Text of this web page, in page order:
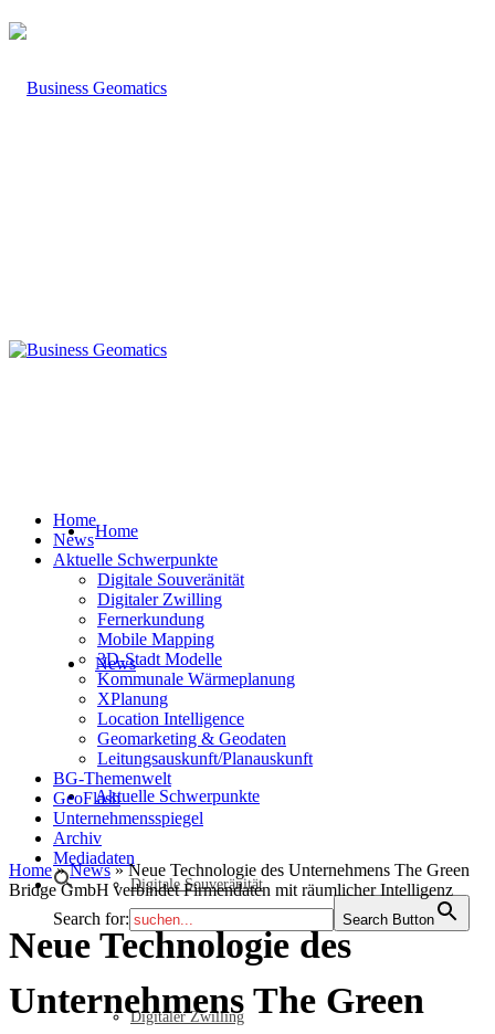
Home
News
Aktuelle Schwerpunkte
Digitale Souveränität
Digitaler Zwilling
Home
News
Aktuelle Schwerpunkte
Digitale Souveränität
Digitaler Zwilling
Fernerkundung
Mobile Mapping
3D-Stadt Modelle
Kommunale Wärmeplanung
XPlanung
Location Intelligence
Geomarketing & Geodaten
Leitungsauskunft/Planauskunft
BG-Themenwelt
GeoFlash
Unternehmensspiegel
Archiv
Mediadaten
Search for: Search Button
Home»News»Neue Technologie des Unternehmens The Green
Bridge GmbH verbindet Firmendaten mit räumlicher Intelligenz
Neue Technologie des
Unternehmens The Green